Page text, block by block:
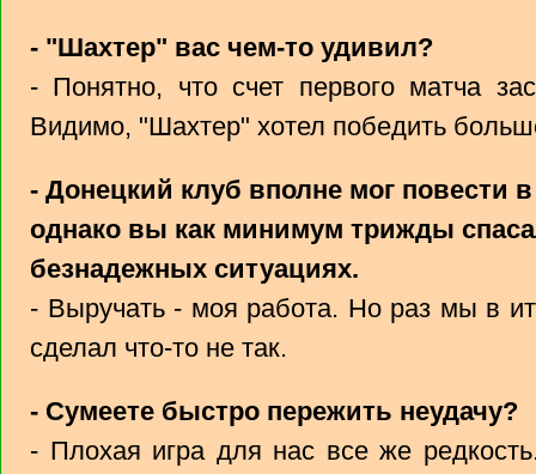
- "Шахтер" вас чем-то удивил?
- Понятно, что счет первого матча
Видимо, "Шахтер" хотел победить
- Донецкий клуб вполне мог повести
однако вы как минимум трижды
безнадежных ситуациях.
- Выручать - моя работа. Но раз мы в
сделал что-то не так.
- Сумеете быстро пережить неудачу?
- Плохая игра для нас все же